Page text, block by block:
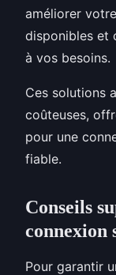
améliorer
disponibles et
à vos besoins.
Ces solutions
coûteuses,
pour une
fiable.
Conseils
connexion
Pour garantir